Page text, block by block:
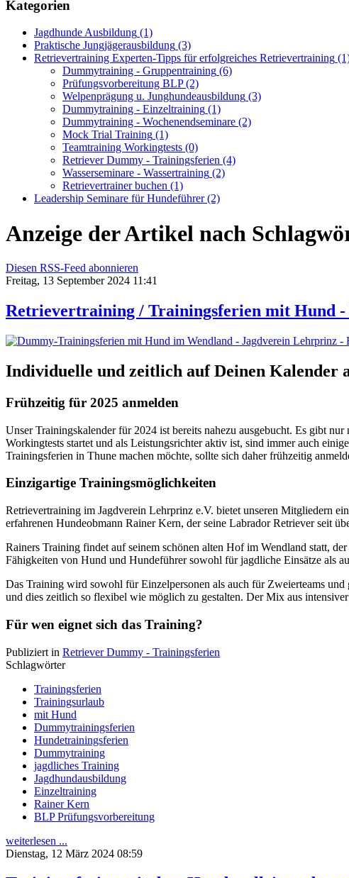
Kategorien
Jagdhunde Ausbildung (1)
Praktische Jungjägerausbildung (3)
Retrievertraining Experten-Tipps für erfolgreiches Retrievertraining
Dummytraining - Gruppentraining (6)
Prüfungsvorbereitung BLP(2)
Welpenprägung u. Junghundeausbildung (3)
Dummytraining - Einzeltraining (1)
Dummytraining - Wochenendseminare (2)
Mock Trial Training (1)
Teamtraining Workingtests (0)
Retriever Dummy - Trainingsferien (4)
Wasserseminare - Wassertraining (2)
Retrievertrainer buchen (1)
Leadership Seminare für Hundeführer(2)
Anzeige der Artikel nach
Diesen RSS-Feed abonnieren
Freitag, 13 September 2024 11:41
Retrievertraining / Trainingsferien mit Hund
Individuelle und zeitlich auf Deinen Kalender
Frühzeitig für 2025 anmelden
Unser Trainingskalender für 2024 ist bereits nahezu ausgebucht. Es gibt
Workingtests startet und als Leistungsrichter aktiv ist, sind immer auch
Trainingsferien in Thune machen möchte, sollte sich daher frühzeitig
Einzigartige Trainingsmöglichkeiten
Retrievertraining im Jagdverein Lehrprinz e.V. bietet unseren Mitgliedern
erfahrenen Hundeobmann Rainer Kern, der seine Labrador Retriever seit
Rainers Training findet auf seinem schönen alten Hof im Wendland statt,
Fähigkeiten von Hund und Hundeführer sowohl für jagdliche Einsätze als
Das Training wird sowohl für Einzelpersonen als auch für Zweierteams
und dies zeitlich so flexibel wie möglich zu gestalten. Der Mix aus
Für wen eignet sich das Training?
Publiziert in Retriever Dummy - Trainingsferien
Schlagwörter
Trainingsferien
Trainingsurlaub
mit Hund
Dummytrainingsferien
Hundetrainingsferien
Dummytraining
jagdliches Training
Jagdhundausbildung
Einzeltraining
Rainer Kern
BLP Prüfungsvorbereitung
weiterlesen ...
Dienstag, 12 März 2024 08:59